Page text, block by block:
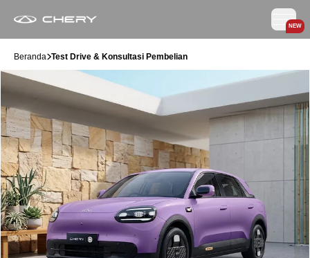
NEW
Beranda Test Drive & Konsultasi Pembelian